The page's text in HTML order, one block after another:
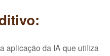
aplicação da IA que utiliza